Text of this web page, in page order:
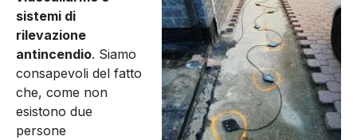
sistemi di
rilevazione
antincendio. Siamo
consapevoli del fatto
che, come non
esistono due
persone